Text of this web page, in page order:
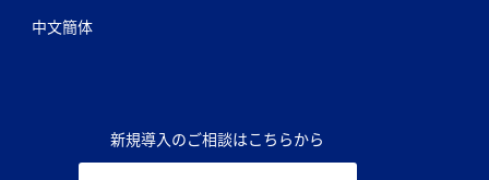
中文簡体
新規導入のご相談はこちらから